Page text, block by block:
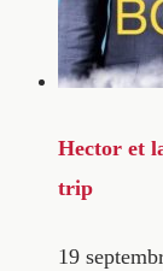
Hector et
trip
19